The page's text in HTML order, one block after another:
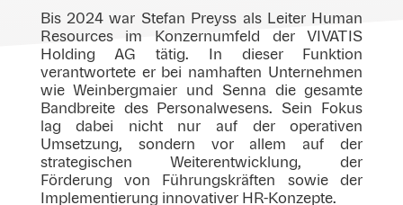
Bis 2024 war Stefan Preyss als Leiter Human
Resources im Konzernumfeld der VIVATIS
Holding AG tätig. In dieser Funktion
verantwortete er bei namhaften Unternehmen
wie Weinbergmaier und Senna die gesamte
Bandbreite des Personalwesens. Sein Fokus
lag dabei nicht nur auf der operativen
Umsetzung, sondern vor allem auf der
strategischen Weiterentwicklung, der
Förderung von Führungskräften sowie der
Implementierung innovativer HR-Konzepte.